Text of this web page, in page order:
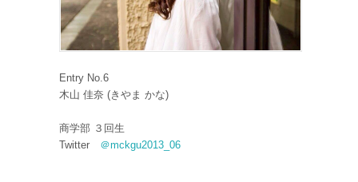
Entry No.6
木山 佳奈 (きやま かな)
商学部 ３回生
Twitter ＠mckgu2013_06